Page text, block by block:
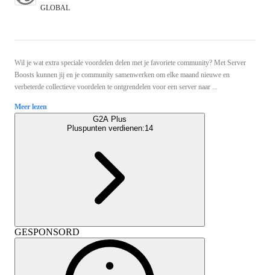
GLOBAL
Wil je wat extra speciale voordelen delen met je favoriete community? Met Server
Boosts kunnen jij en je community samenwerken om elke maand nieuwe en
verbeterde collectieve voordelen te ontgrendelen voor een server naar ...
Meer lezen
G2A Plus
Pluspunten verdienen:14
GESPONSORD